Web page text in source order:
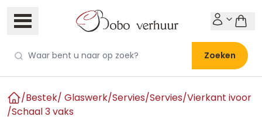
Zoeken
Home
/Bestek/ Glaswerk/Servies/Servies/Vierkant ivoor
/Schaal 3 vaks